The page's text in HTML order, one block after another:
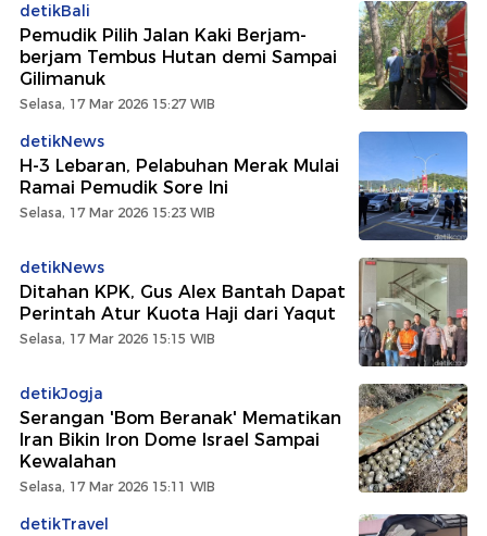
detikBali
Pemudik Pilih Jalan Kaki Berjam-
berjam Tembus Hutan demi Sampai
Gilimanuk
Selasa, 17 Mar 2026 15:27 WIB
detikNews
H-3 Lebaran, Pelabuhan Merak Mulai
Ramai Pemudik Sore Ini
Selasa, 17 Mar 2026 15:23 WIB
detikNews
Ditahan KPK, Gus Alex Bantah Dapat
Perintah Atur Kuota Haji dari Yaqut
Selasa, 17 Mar 2026 15:15 WIB
detikJogja
Serangan 'Bom Beranak' Mematikan
Iran Bikin Iron Dome Israel Sampai
Kewalahan
Selasa, 17 Mar 2026 15:11 WIB
detikTravel